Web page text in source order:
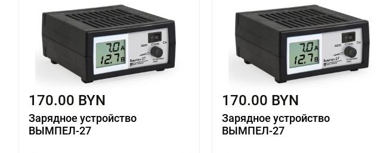
170.00 BYN
Зарядное устройство
ВЫМПЕЛ-27
170.00 BYN
Зарядное устройство
ВЫМПЕЛ-27